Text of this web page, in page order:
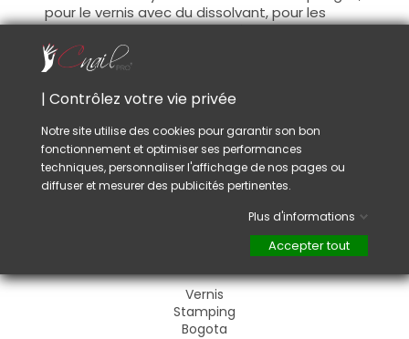
pour le vernis avec du dissolvant, pour les
peintures acrylique avec de l'eau et les gels
avec le gel cleaner.
VOUS AIMEREZ AUSSI
Vernis
Stamping
Bogota
| Contrôlez votre vie privée
Notre site utilise des cookies pour garantir son bon
fonctionnement et optimiser ses performances
techniques, personnaliser l'affichage de nos pages ou
diffuser et mesurer des publicités pertinentes.
Plus d'informations
Accepter tout